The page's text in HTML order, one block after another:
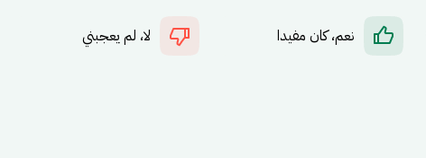
نعم، كان مفيدا لا، لم يعجبني